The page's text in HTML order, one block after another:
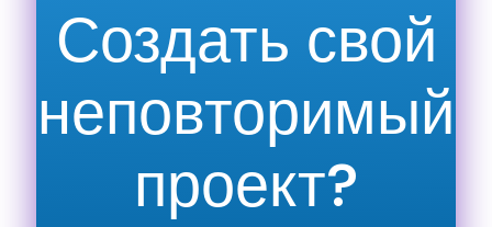
Создать свой
неповторимый
проект?